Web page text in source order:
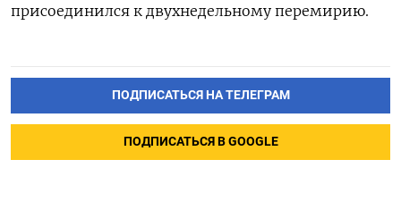
присоединился к двухнедельному перемирию.
ПОДПИСАТЬСЯ НА ТЕЛЕГРАМ
ПОДПИСАТЬСЯ В GOOGLE